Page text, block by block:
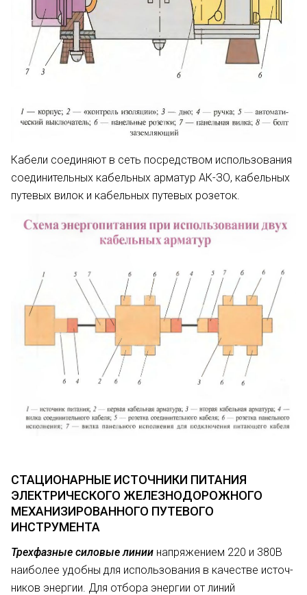
Кабели соединяют в сеть посредством использования
соединительных кабельных арматур АК-ЗО, кабельных
путевых вилок и кабельных путевых розеток.
СТАЦИОНАРНЫЕ ИСТОЧНИКИ ПИТАНИЯ
ЭЛЕКТРИЧЕСКОГО ЖЕЛЕЗНОДОРОЖНОГО
МЕХАНИЗИРОВАННОГО ПУТЕВОГО
ИНСТРУМЕНТА
Трехфазные силовые линии напря­жением 220 и 380В
наиболее удобны для использования в качестве источ­
ников энергии. Для отбора энергии от линий